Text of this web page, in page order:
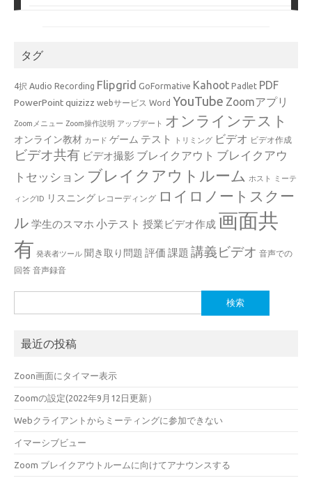
タグ
4択 Audio Recording Flipgrid GoFormative Kahoot Padlet PDF
PowerPointquizizz webサービス Word YouTube Zoomアプリ
Zoomメニュー Zoom操作説明 アップデート オンラインテスト
オンライン教材 カード ゲーム テスト トリミング ビデオ ビデオ作成
ビデオ共有 ビデオ撮影 ブレイクアウト ブレイクアウ
トセッション ブレイクアウトルーム ホスト ミーテ
ィングID リスニング レコーディング ロイロノートスクー
ル 学生のスマホ 小テスト 授業ビデオ作成 画面共
有 発表者ツール 聞き取り問題 評価 課題 講義ビデオ 音声での
回答 音声録音
索:
最近の投稿
Zoon画面にタイマー表示
Zoomの設定(2022年9月12日更新）
Webクライアントからミーティングに参加できない
イマーシブビュー
Zoom ブレイクアウトルームに向けてアナウンスする